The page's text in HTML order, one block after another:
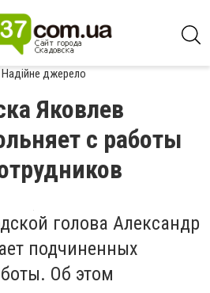
Надійне джерело
Яковлев
с работы
голова Александр
подчиненных
Об этом